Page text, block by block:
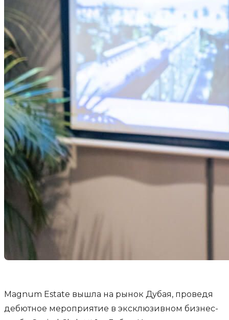
Magnum Estate вышла на рынок Дубая, проведя
дебютное мероприятие в эксклюзивном бизнес-